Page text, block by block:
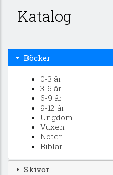
Katalog
Böcker
0-3 år
3-6 år
6-9 år
9-12 år
Ungdom
Vuxen
Noter
Biblar
Skivor